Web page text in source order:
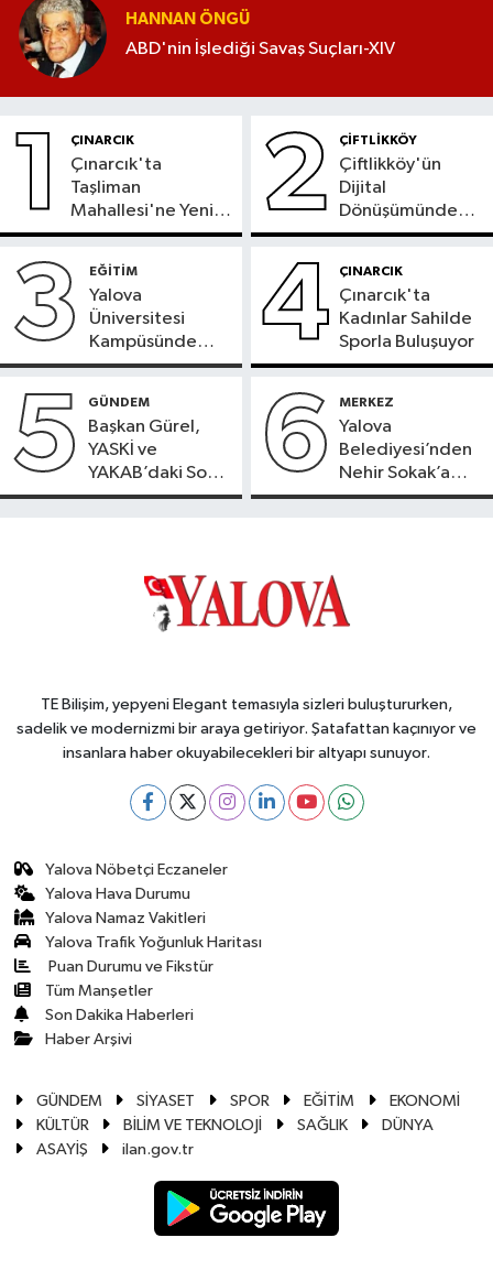
HANNAN ÖNGÜ
ABD'nin İşlediği Savaş Suçları-XIV
1 ÇINARCIK
Çınarcık'ta
Taşliman
Mahallesi'ne Yeni
Ortak ATM
2 ÇİFTLİKKÖY
Çiftlikköy'ün
Dijital
Dönüşümünde
Yeni Dönem
3 EĞİTİM
Yalova
Üniversitesi
Kampüsünde
Doğaya Sülün
4 ÇINARCIK
Çınarcık'ta
Kadınlar Sahilde
Sporla Buluşuyor
5 GÜNDEM
Başkan Gürel,
YASKİ ve
YAKAB’daki Son
Durumu Açıkladı
6 MERKEZ
Yalova
Belediyesi’nden
Nehir Sokak’a
Konforlu Dokunuş
TE Bilişim, yepyeni Elegant temasıyla sizleri buluştururken,
sadelik ve modernizmi bir araya getiriyor. Şatafattan kaçınıyor ve
insanlara haber okuyabilecekleri bir altyapı sunuyor.
Yalova Nöbetçi Eczaneler
Yalova Hava Durumu
Yalova Namaz Vakitleri
Yalova Trafik Yoğunluk Haritası
Puan Durumu ve Fikstür
Tüm Manşetler
Son Dakika Haberleri
Haber Arşivi
GÜNDEM SİYASET SPOR EĞİTİM
EKONOMİ
KÜLTÜR
BİLİM VE TEKNOLOJİ SAĞLIK
DÜNYA
ASAYİŞ
ilan.gov.tr